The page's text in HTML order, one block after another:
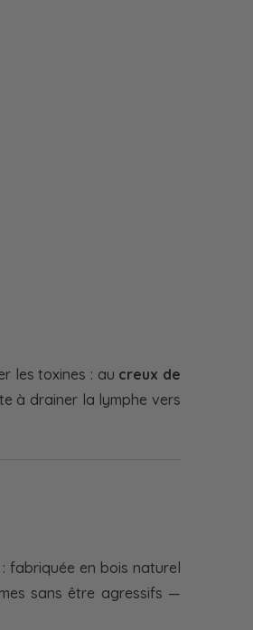
les toxines : au creux de
à drainer la lymphe vers
: fabriquée en bois naturel
sans être agressifs —